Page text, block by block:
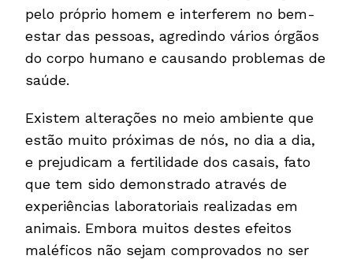
pelo próprio homem e interferem no bem-
estar das pessoas, agredindo vários órgãos
do corpo humano e causando problemas de
saúde.
Existem alterações no meio ambiente que
estão muito próximas de nós, no dia a dia,
e prejudicam a fertilidade dos casais, fato
que tem sido demonstrado através de
experiências laboratoriais realizadas em
animais. Embora muitos destes efeitos
maléficos não sejam comprovados no ser